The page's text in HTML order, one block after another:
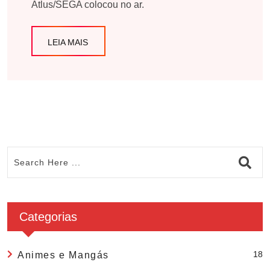
Atlus/SEGA colocou no ar.
LEIA MAIS
Categorias
Animes e Mangás 18